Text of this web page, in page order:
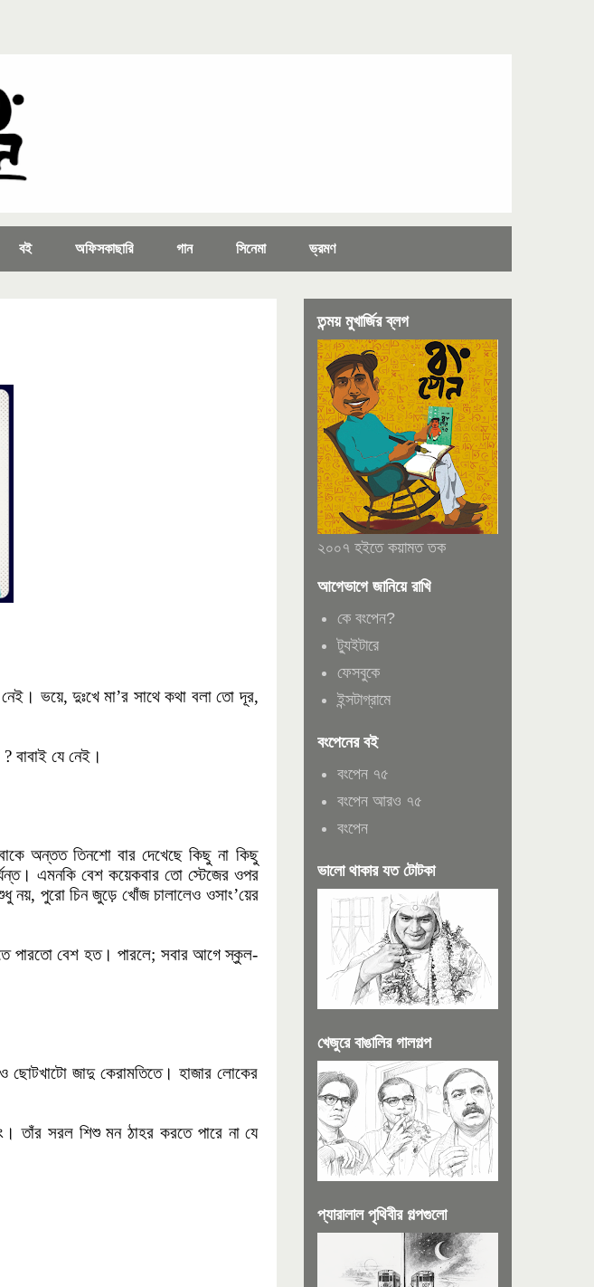
বই অফিসকাছারি গান সিনেমা ভ্রমণ
ভয়ে, দুঃখে মা’র সাথে কথা বলা তো দূর,
বাবাই যে নেই।
অন্তত তিনশো বার দেখেছে কিছু না কিছু
এমনকি বেশ কয়েকবার তো স্টেজের ওপর
নয়, পুরো চিন জুড়ে খোঁজ চালালেও ওসাং’য়ের
পারতো বেশ হত। পারলে; সবার আগে স্কুল-
ছোটখাটো জাদু কেরামতিতে। হাজার লোকের
তাঁর সরল শিশু মন ঠাহর করতে পারে না যে
তন্ময় মুখার্জির ব্লগ
২০০৭ হইতে কয়ামত তক
আগেভাগে জানিয়ে রাখি
কে বংপেন?
ট্যুইটারে
ফেসবুকে
ইন্সটাগ্রামে
বংপেনের বই
বংপেন ৭৫
বংপেন আরও ৭৫
বংপেন
ভালো থাকার যত টোটকা
খেজুরে বাঙালির গালগল্প
প্যারালাল পৃথিবীর গল্পগুলো